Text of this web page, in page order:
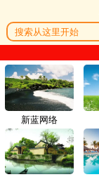
新蓝网络